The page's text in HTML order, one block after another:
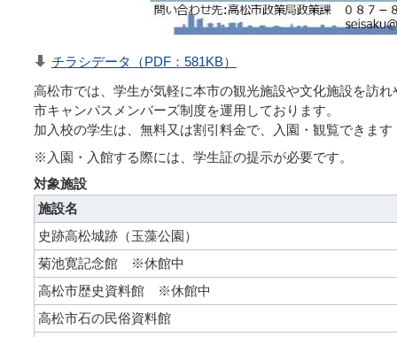
チラシデータ（PDF：581KB）
高松市では、学生が気軽に本市の観光施設や文化施設を訪
市キャンパスメンバーズ制度を運用しております。
加入校の学生は、無料又は割引料金で、入園・観覧できま
※入園・入館する際には、学生証の提示が必要です。
対象施設
施設名
史跡高松城跡（玉藻公園）
菊池寛記念館 ※休館中
高松市歴史資料館 ※休館中
高松市石の民俗資料館